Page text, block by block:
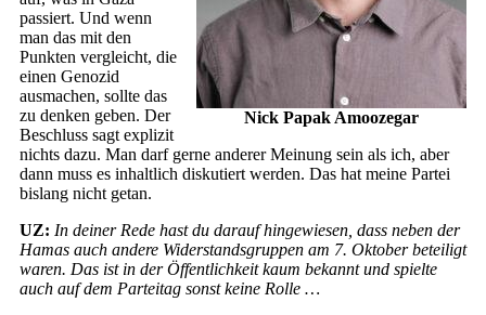
Nick Papak Amoozegar
passiert. Und wenn
man das mit den
Punkten vergleicht, die
einen Genozid
ausmachen, sollte das
zu denken geben. Der
Beschluss sagt explizit
nichts dazu. Man darf gerne anderer Meinung sein als ich, aber
dann muss es inhaltlich diskutiert werden. Das hat meine Partei
bislang nicht getan.
UZ: In deiner Rede hast du darauf hingewiesen, dass neben der
Hamas auch andere Widerstandsgruppen am 7. Oktober beteiligt
waren. Das ist in der Öffentlichkeit kaum bekannt und spielte
auch auf dem Parteitag sonst keine Rolle …